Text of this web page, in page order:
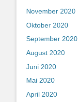
November 2020
Oktober 2020
September 2020
August 2020
Juni 2020
Mai 2020
April 2020